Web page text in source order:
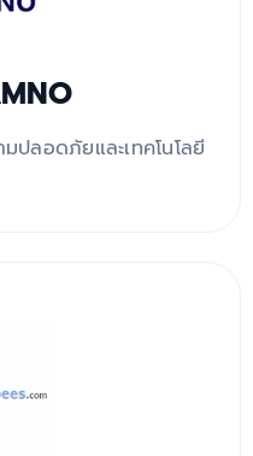
ปลอดภัยและเทคโนโลยี